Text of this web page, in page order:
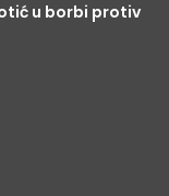
u borbi protiv